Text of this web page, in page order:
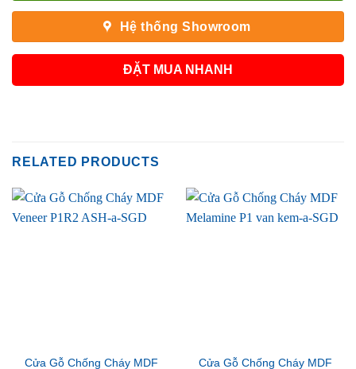
Hệ thống Showroom
ĐẶT MUA NHANH
RELATED PRODUCTS
Cửa Gỗ Chống Cháy MDF
Cửa Gỗ Chống Cháy MDF